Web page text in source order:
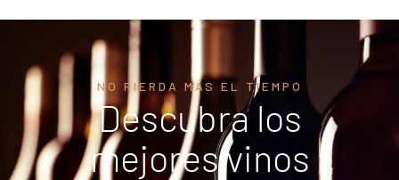
NO PIERDA MÁS EL TIEMPO
Descubra los
mejores vinos